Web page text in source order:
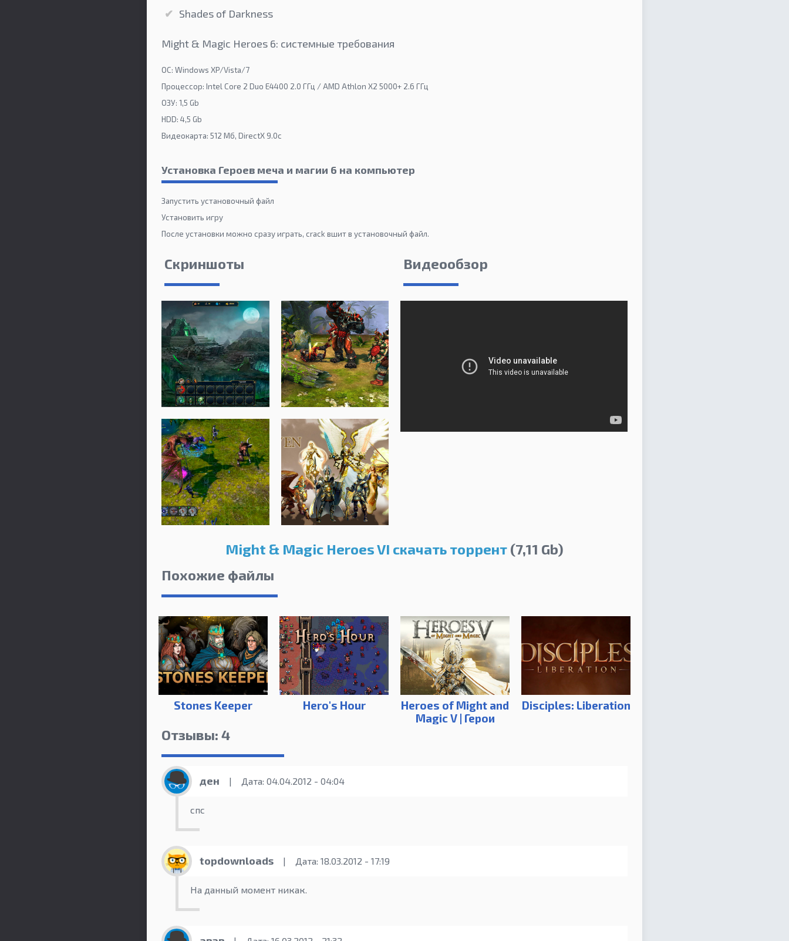
Shades of Darkness
Might & Magic Heroes 6: системные требования
ОС: Windows XP/Vista/7
Процессор: Intel Core 2 Duo E4400 2.0 ГГц / AMD Athlon X2 5000+ 2.6 ГГц
ОЗУ: 1,5 Gb
HDD: 4,5 Gb
Видеокарта: 512 Мб, DirectX 9.0c
Установка Героев меча и магии 6 на компьютер
Запустить установочный файл
Установить игру
После установки можно сразу играть, crack вшит в установочный файл.
Скриншоты Видеообзор
Might & Magic Heroes VI скачать торрент (7,11 Gb)
Похожие файлы
Stones Keeper Hero's Hour
Heroes of Might and
Magic V | Герои
Disciples: Liberation
Отзывы: 4
ден | Дата: 04.04.2012 - 04:04
спс
topdownloads | Дата: 18.03.2012 - 17:19
На данный момент никак.